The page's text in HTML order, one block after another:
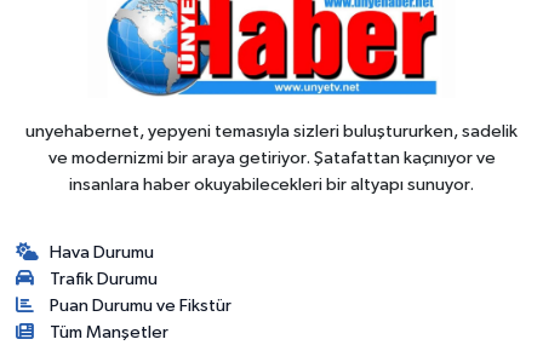
unyehabernet, yepyeni temasıyla sizleri buluştururken, sadelik
ve modernizmi bir araya getiriyor. Şatafattan kaçınıyor ve
insanlara haber okuyabilecekleri bir altyapı sunuyor.
Hava Durumu
Trafik Durumu
Puan Durumu ve Fikstür
Tüm Manşetler